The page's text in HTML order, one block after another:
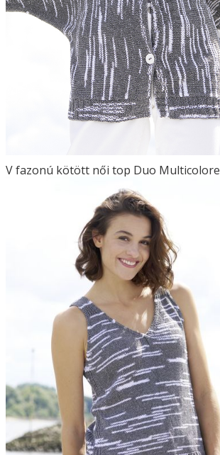
V fazonú kötött női top Duo Multicolore